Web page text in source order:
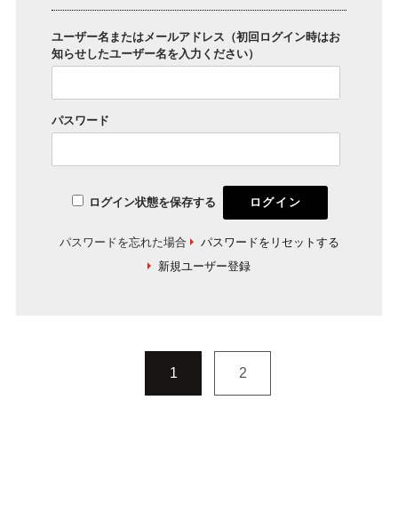
ユーザー名またはメールアドレス（初回ログイン時はお
知らせしたユーザー名を入力ください）
パスワード
ログイン状態を保存する
パスワードを忘れた場合
パスワードをリセットする
新規ユーザー登録
1 2